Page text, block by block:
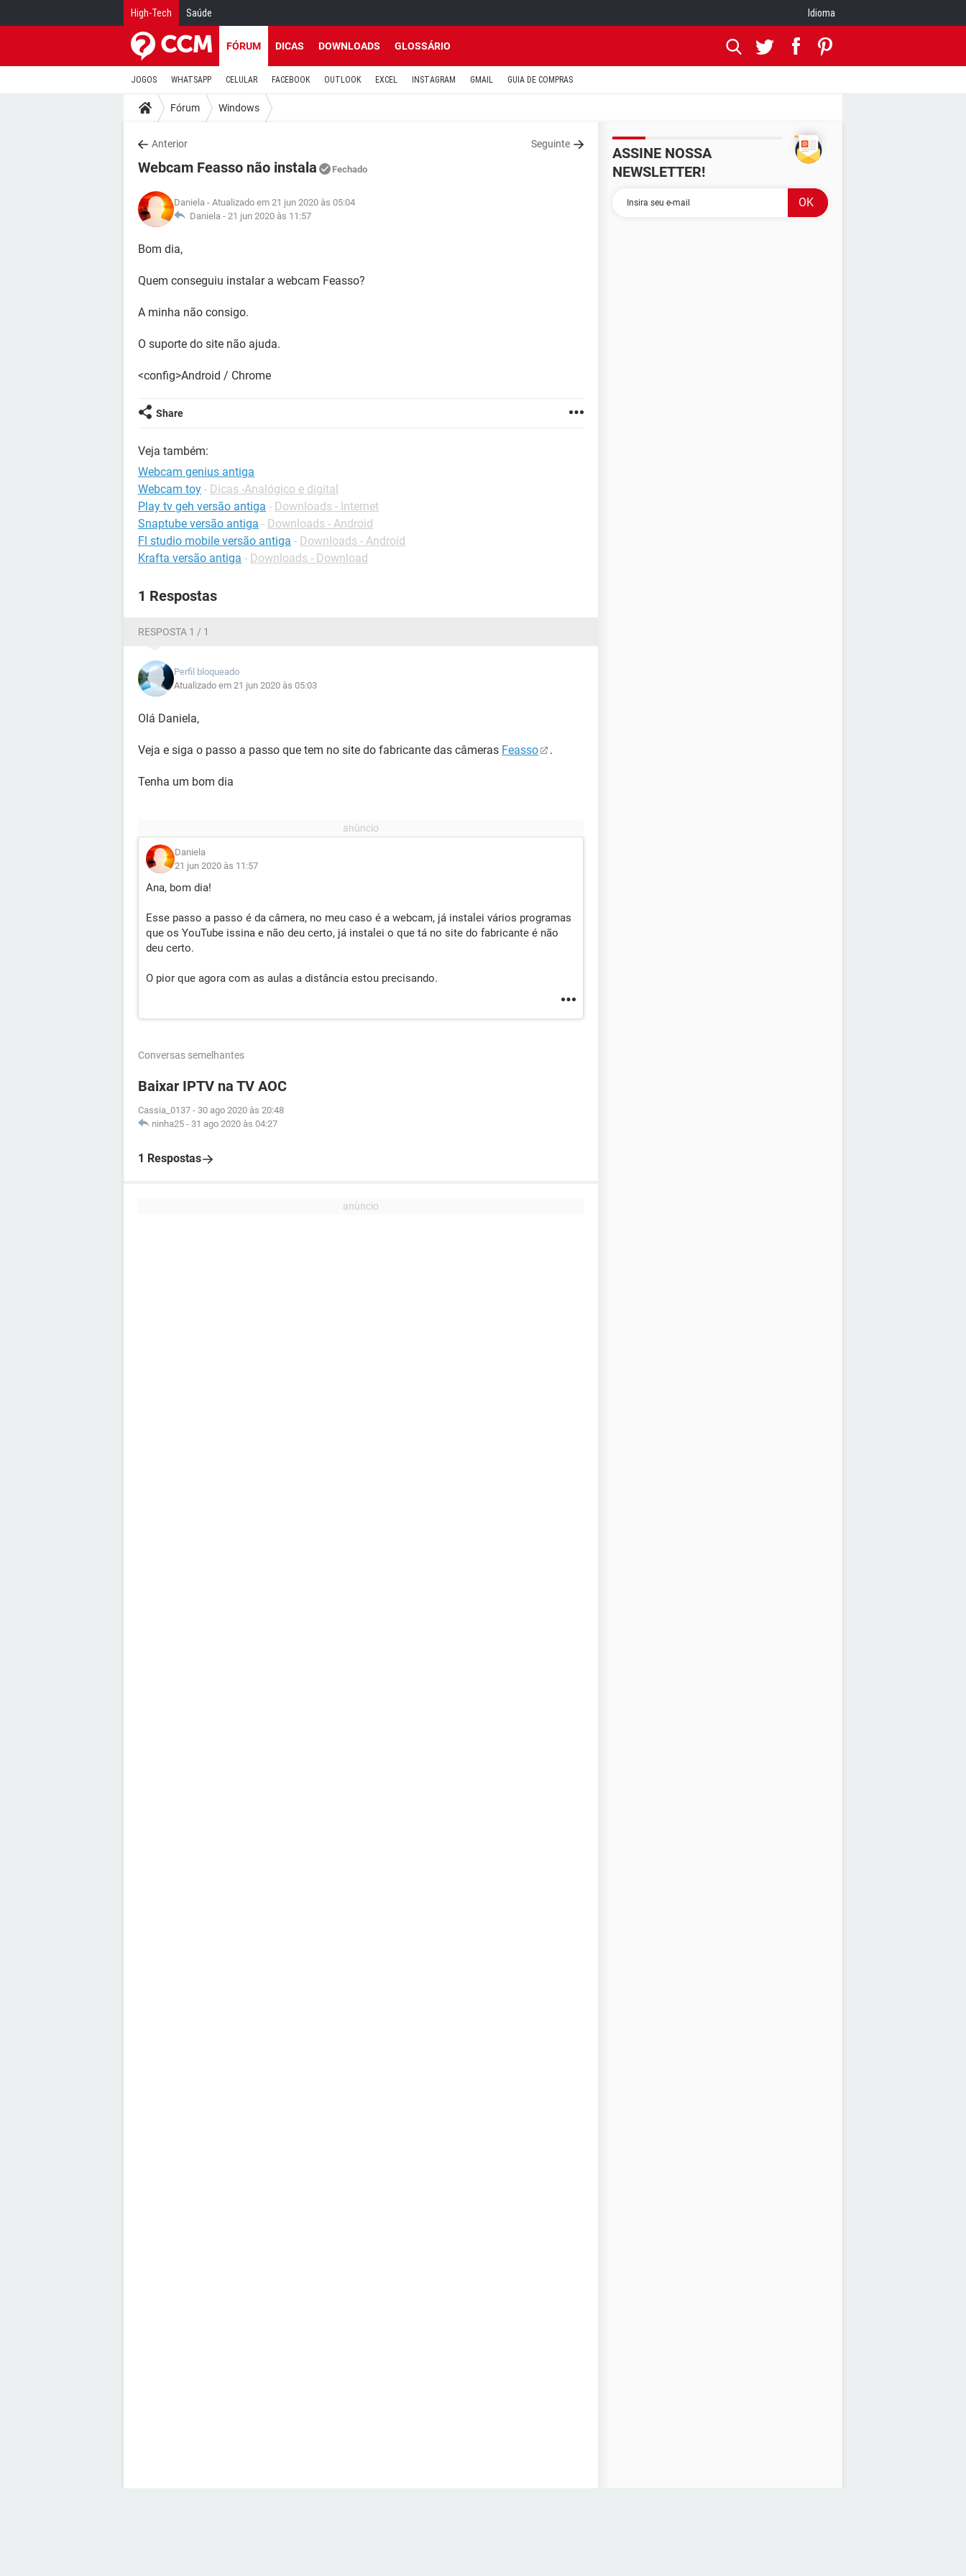
High-Tech Saúde Idioma
FÓRUM DICAS DOWNLOADS GLOSSÁRIO
JOGOS WHATSAPP CELULAR FACEBOOK OUTLOOK EXCEL INSTAGRAM GMAIL GUIA DE COMPRAS
Fórum Windows
Anterior Seguinte
Webcam Feasso não instala Fechado
Daniela - Atualizado em 21 jun 2020 às 05:04
Daniela - 21 jun 2020 às 11:57
Bom dia,
Quem conseguiu instalar a webcam Feasso?
A minha não consigo.
O suporte do site não ajuda.
<config>Android / Chrome
Share
Veja também:
Webcam genius antiga
Webcam toy - Dicas -Analógico e digital
Play tv geh versão antiga - Downloads - Internet
Snaptube versão antiga - Downloads - Android
Fl studio mobile versão antiga - Downloads - Android
Krafta versão antiga - Downloads - Download
1 Respostas
RESPOSTA 1 / 1
Perfil bloqueado
Atualizado em 21 jun 2020 às 05:03
Olá Daniela,
Veja e siga o passo a passo que tem no site do fabricante das câmeras Feasso .
Tenha um bom dia
Daniela
21 jun 2020 às 11:57
Ana, bom dia!
Esse passo a passo é da câmera, no meu caso é a webcam, já instalei vários programas
que os YouTube issina e não deu certo, já instalei o que tá no site do fabricante é não
deu certo.
O pior que agora com as aulas a distância estou precisando.
Conversas semelhantes
Baixar IPTV na TV AOC
Cassia_0137 - 30 ago 2020 às 20:48
ninha25 - 31 ago 2020 às 04:27
1 Respostas
ASSINE NOSSA
NEWSLETTER!